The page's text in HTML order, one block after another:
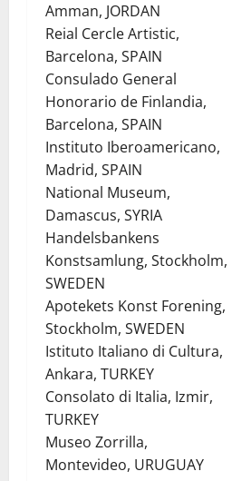
Amman, JORDAN
Reial Cercle Artistic,
Barcelona, SPAIN
Consulado General
Honorario de Finlandia,
Barcelona, SPAIN
Instituto Iberoamericano,
Madrid, SPAIN
National Museum,
Damascus, SYRIA
Handelsbankens
Konstsamlung, Stockholm,
SWEDEN
Apotekets Konst Forening,
Stockholm, SWEDEN
Istituto Italiano di Cultura,
Ankara, TURKEY
Consolato di Italia, Izmir,
TURKEY
Museo Zorrilla,
Montevideo, URUGUAY